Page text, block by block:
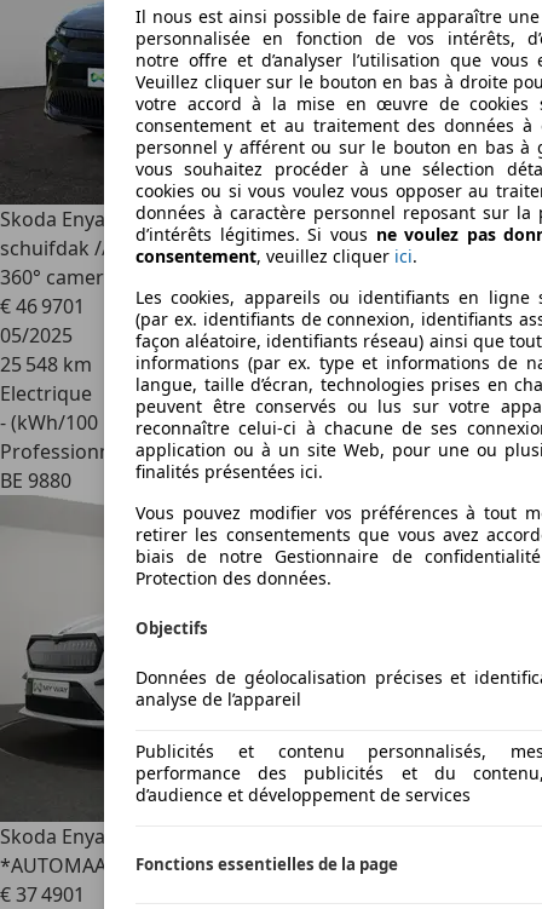
Il nous est ainsi possible de faire apparaître
personnalisée en fonction de vos intérêts,
notre offre et d’analyser l’utilisation que vous
Veuillez cliquer sur le bouton en bas à droite
votre accord à la mise en œuvre de cookies
consentement et au traitement des données à
personnel y afférent ou sur le bouton en bas à
vous souhaitez procéder à une sélection
cookies ou si vous voulez vous opposer au
données à caractère personnel reposant sur la
d’intérêts légitimes. Si vous ne voulez pas
consentement, veuillez cliquer ici.
Les cookies, appareils ou identifiants en ligne
(par ex. identifiants de connexion, identifiants
façon aléatoire, identifiants réseau) ainsi que
informations (par ex. type et informations de
langue, taille d’écran, technologies prises en
peuvent être conservés ou lus sur votre
reconnaître celui-ci à chacune de ses
application ou à un site Web, pour une ou
finalités présentées ici.
Vous pouvez modifier vos préférences à tout
retirer les consentements que vous avez
biais de notre Gestionnaire de
Protection des données.
Objectifs
Données de géolocalisation précises et
analyse de l’appareil
Publicités et contenu personnalisés,
performance des publicités et du
d’audience et développement de services
Fonctions essentielles de la page
Skoda Enyaq
82 kWh 85 Sportline /// panoramisch
schuifdak /// inklapbare trekhaak /// Head-up display ///
360° camera
€ 46 9701
05/2025
25 548 km
Electrique
- (kWh/100 km)
Professionnel
BE 9880
Skoda Enyaq
€ 37 4901